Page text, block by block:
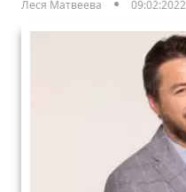
Леся Матвеева
09:02:2022